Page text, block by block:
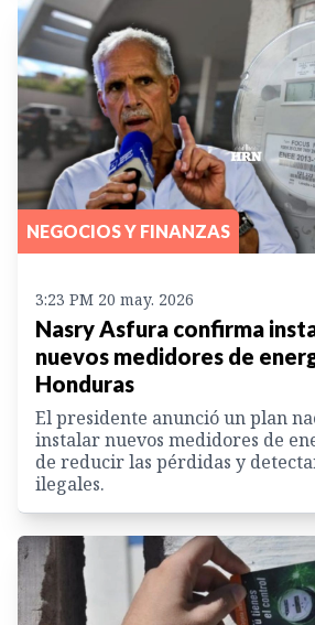
NEGOCIOS Y FINANZAS
3:23 PM 20 may. 2026
Nasry Asfura confirma
nuevos medidores de
Honduras
El presidente anunció un plan
instalar nuevos medidores de
de reducir las pérdidas y
ilegales.